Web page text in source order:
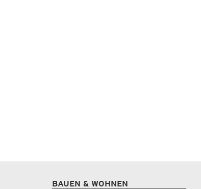
BAUEN & WOHNEN